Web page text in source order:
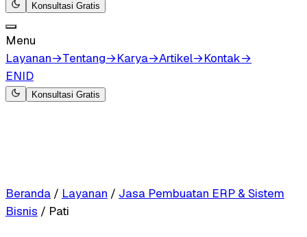
Konsultasi Gratis
Menu
Layanan→Tentang→Karya→Artikel→Kontak→
ENID
Konsultasi Gratis
Beranda / Layanan / Jasa Pembuatan ERP & Sistem
Bisnis / Pati